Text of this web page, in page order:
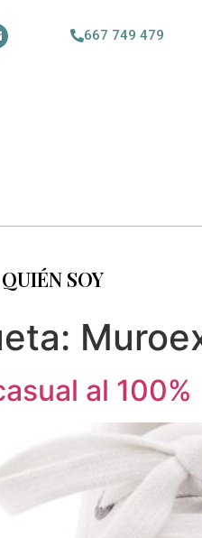
667 749 479
QUIÉN SOY
al 100%